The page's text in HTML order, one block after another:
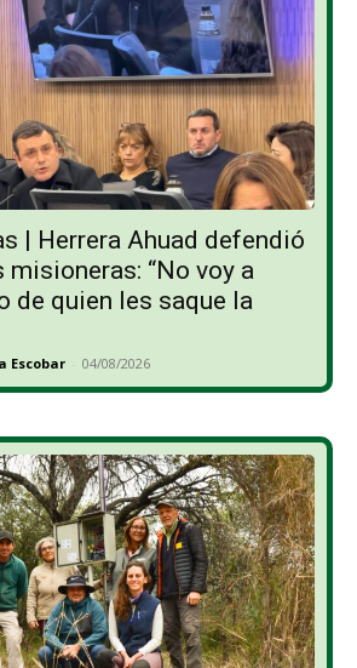
| Herrera Ahuad defendió
misioneras: “No voy a
de quien les saque la
Escobar - 04/08/2026